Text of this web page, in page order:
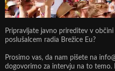
Pripravljate javno prireditev v
poslušalcem radia Brežice Eu?
Prosimo vas, da nam pišete na
dogovorimo za intervju na to temo.